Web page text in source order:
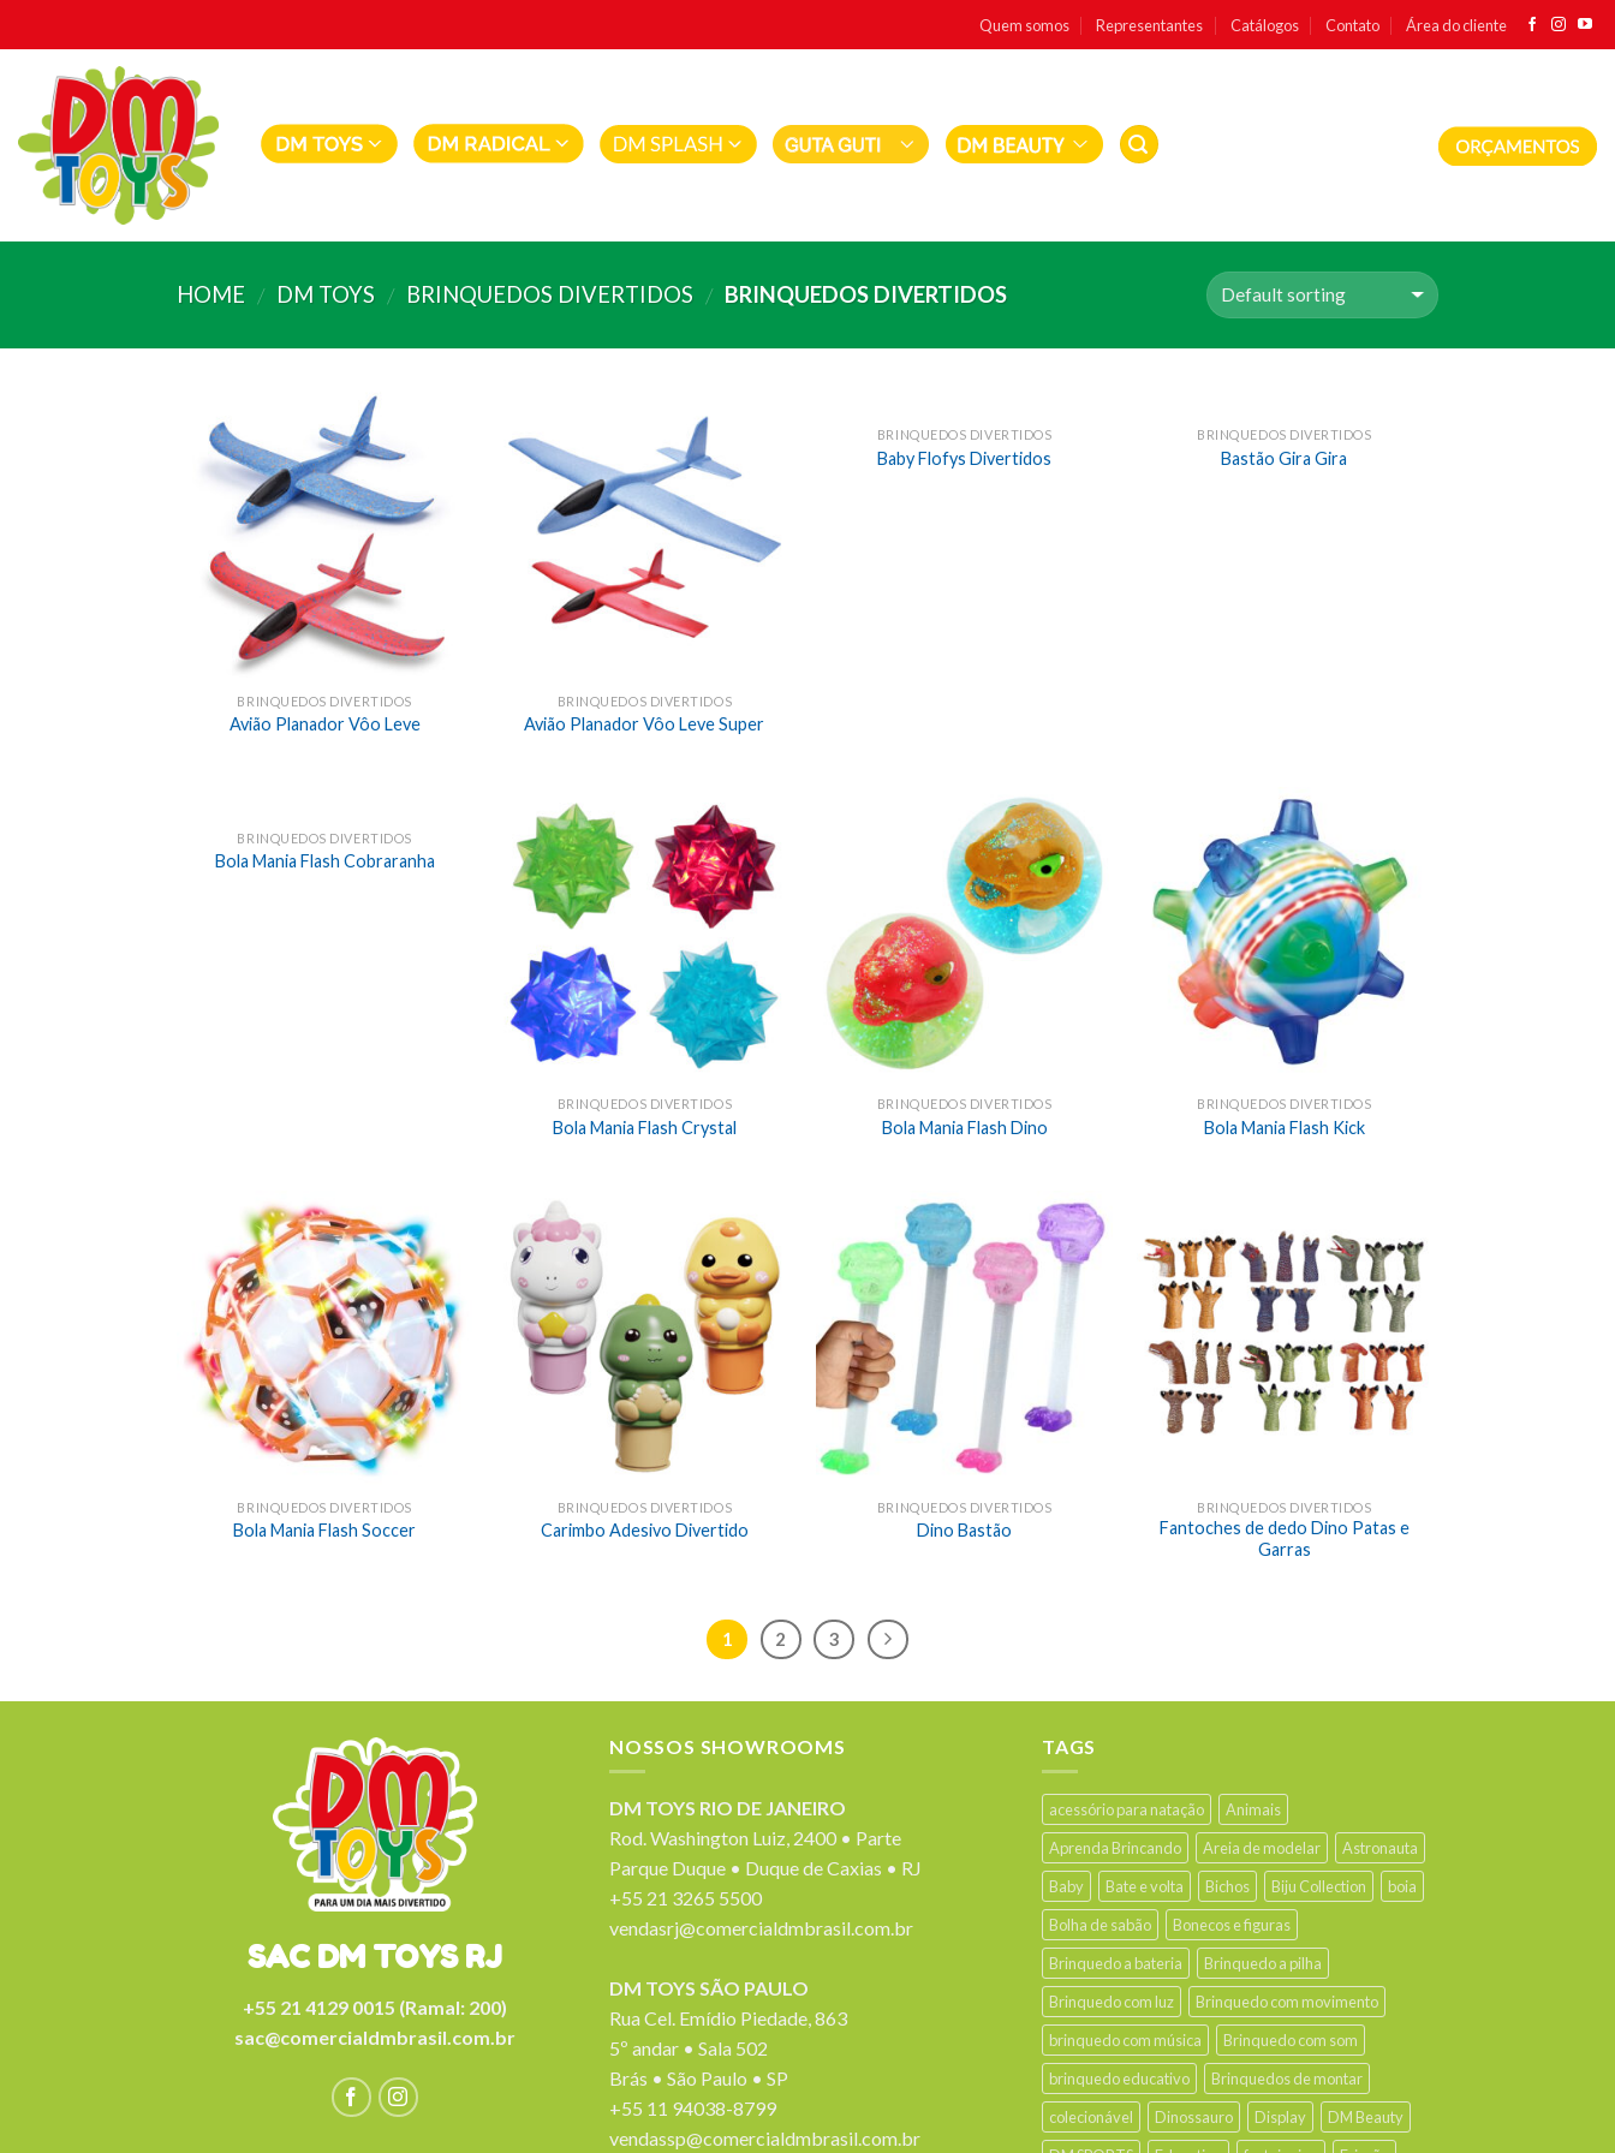
to
content
Quem somos Representantes Catálogos Contato Área do cliente
HOME / DM TOYS / BRINQUEDOS DIVERTIDOS / BRINQUEDOS DIVERTIDOS
BRINQUEDOS DIVERTIDOS
Avião Planador Vôo Leve
BRINQUEDOS DIVERTIDOS
Avião Planador Vôo Leve Super
BRINQUEDOS DIVERTIDOS
Baby Flofys Divertidos
BRINQUEDOS DIVERTIDOS
Bastão Gira Gira
BRINQUEDOS DIVERTIDOS
Bola Mania Flash Cobraranha
BRINQUEDOS DIVERTIDOS
Bola Mania Flash Crystal
BRINQUEDOS DIVERTIDOS
Bola Mania Flash Dino
BRINQUEDOS DIVERTIDOS
Bola Mania Flash Kick
BRINQUEDOS DIVERTIDOS
Bola Mania Flash Soccer
BRINQUEDOS DIVERTIDOS
Carimbo Adesivo Divertido
BRINQUEDOS DIVERTIDOS
Dino Bastão
BRINQUEDOS DIVERTIDOS
Fantoches de dedo Dino Patas e
Garras
1 2 3
SAC DM TOYS RJ
+55 21 4129 0015 (Ramal: 200)
sac@comercialdmbrasil.com.br
NOSSOS SHOWROOMS
DM TOYS RIO DE JANEIRO
Rod. Washington Luiz, 2400 • Parte
Parque Duque • Duque de Caxias • RJ
+55 21 3265 5500
vendasrj@comercialdmbrasil.com.br
DM TOYS SÃO PAULO
Rua Cel. Emídio Piedade, 863
5º andar • Sala 502
Brás • São Paulo • SP
+55 11 94038-8799
vendassp@comercialdmbrasil.com.br
TAGS
acessório para natação
Animais
Aprenda Brincando
Areia de modelar
Astronauta
Baby
Bate e volta Bichos Biju Collection
boia
Bolha de sabão
Bonecos e figuras
Brinquedo a bateria
Brinquedo a pilha
Brinquedo com luz
Brinquedo com movimento
brinquedo com música
Brinquedo com som
brinquedo educativo
Brinquedos de montar
colecionável
Dinossauro Display
DM Beauty